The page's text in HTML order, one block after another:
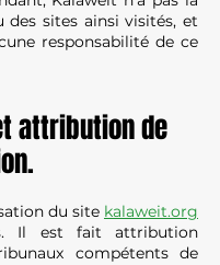
sites ainsi visités, et
responsabilité de ce
attribution de
du site kalaweit.org
Il est fait attribution
compétents de